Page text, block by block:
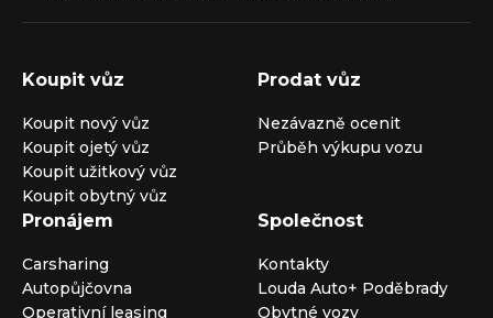
Koupit vůz
Koupit nový vůz
Koupit ojetý vůz
Koupit užitkový vůz
Koupit obytný vůz
Prodat vůz
Nezávazně ocenit
Průběh výkupu vozu
Pronájem
Carsharing
Autopůjčovna
Operativní leasing
Společnost
Kontakty
Louda Auto+ Poděbrady
Obytné vozy